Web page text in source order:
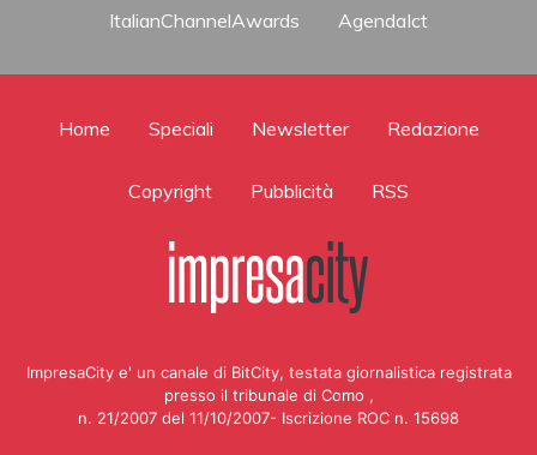
ItalianChannelAwards
AgendaIct
Home Speciali Newsletter Redazione
Copyright Pubblicità RSS
ImpresaCity e' un canale di BitCity, testata giornalistica registrata
presso il tribunale di Como ,
n. 21/2007 del 11/10/2007- Iscrizione ROC n. 15698